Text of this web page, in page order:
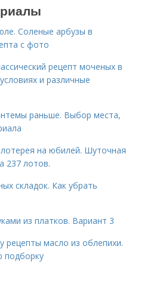
Соленые арбузы в
с фото
рецепт моченых в
и различные
раньше. Выбор места,
на юбилей. Шуточная
237 лотов.
складок. Как убрать
из платков. Вариант 3
рецепты масло из облепихи.
подборку